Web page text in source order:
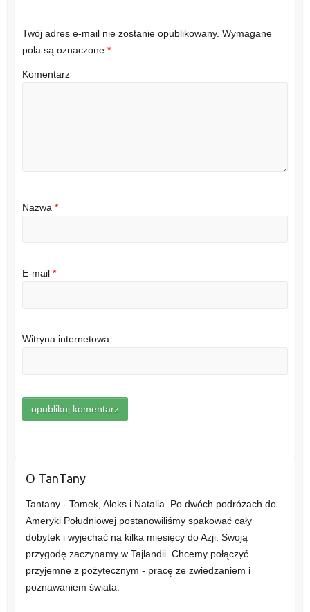
Twój adres e-mail nie zostanie opublikowany. Wymagane
pola są oznaczone *
Komentarz
Nazwa *
E-mail *
Witryna internetowa
O TanTany
Tantany - Tomek, Aleks i Natalia. Po dwóch podróżach do
Ameryki Południowej postanowiliśmy spakować cały
dobytek i wyjechać na kilka miesięcy do Azji. Swoją
przygodę zaczynamy w Tajlandii. Chcemy połączyć
przyjemne z pożytecznym - pracę ze zwiedzaniem i
poznawaniem świata.